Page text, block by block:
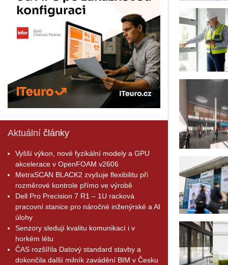
Aktuální články
Vyšší výkon, nové fyzikální modely a GPU
akcelerace v OpenFOAM v2606
MetraSCAN BLACK2 zvyšuje flexibilitu při
rozměrové kontrole přímo ve výrobě
Dell Pro Precision 7 R1 – 1U racková
pracovní stanice pro náročné inženýrské a AI
úlohy
Senzory sledují kvalitu komunikací i v
horkém létu
ČAS rozšířila Datový standard stavby a
dokončila další milník zavádění BIM v Česku